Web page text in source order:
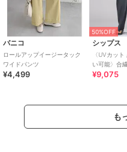
バニコ
ロールアップイージータック
ワイドパンツ
¥4,499
50%OFF
シップス
〈UVカッ
い可能〉合
プレス パンツ
¥9,075
も